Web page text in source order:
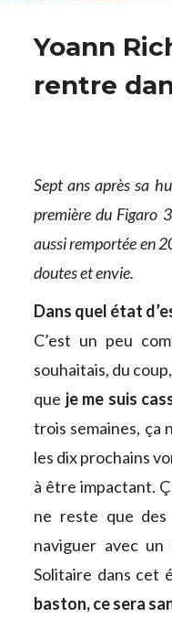
Yoann
rentre
Sept ans après sa
première du Figaro
aussi remportée en
doutes et envie.
Dans quel état
C’est un peu
souhaitais, du
que je me suis
trois semaines, ça
les dix prochains
à être impactant.
ne reste que des
naviguer avec un
Solitaire dans cet
baston, ce sera